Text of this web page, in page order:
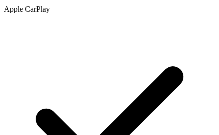
Apple CarPlay